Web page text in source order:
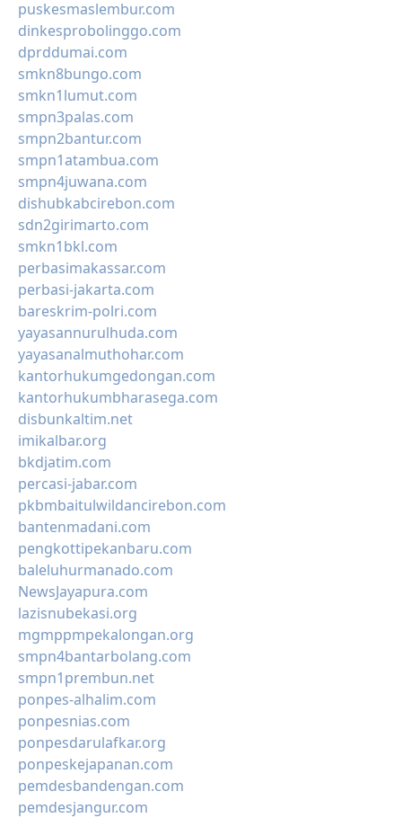
puskesmaslembur.com
dinkesprobolinggo.com
dprddumai.com
smkn8bungo.com
smkn1lumut.com
smpn3palas.com
smpn2bantur.com
smpn1atambua.com
smpn4juwana.com
dishubkabcirebon.com
sdn2girimarto.com
smkn1bkl.com
perbasimakassar.com
perbasi-jakarta.com
bareskrim-polri.com
yayasannurulhuda.com
yayasanalmuthohar.com
kantorhukumgedongan.com
kantorhukumbharasega.com
disbunkaltim.net
imikalbar.org
bkdjatim.com
percasi-jabar.com
pkbmbaitulwildancirebon.com
bantenmadani.com
pengkottipekanbaru.com
baleluhurmanado.com
NewsJayapura.com
lazisnubekasi.org
mgmppmpekalongan.org
smpn4bantarbolang.com
smpn1prembun.net
ponpes-alhalim.com
ponpesnias.com
ponpesdarulafkar.org
ponpeskejapanan.com
pemdesbandengan.com
pemdesjangur.com